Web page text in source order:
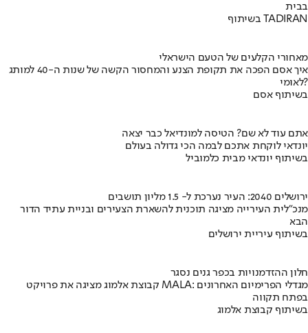
בבית
בשיתוף TADIRAN
מאחורי הקלעים של הטעם הישראלי
איך אסם הפכה את תקופת הצנע והמחסור הקשה של שנות ה-40 למותג
לאומי?
בשיתוף אסם
אתם עוד לא שם? הטיסה למונדיאל כבר יצאה
יונדאי לוקחת אתכם לבמה הכי גדולה בעולם
בשיתוף יונדאי מבית כלמוביל
ירושלים 2040: העיר נערכת ל- 1.5 מליון תושבים
מנכ"לית העירייה מציגה תוכנית להשארת הצעירים ובניית עתיד הדור
הבא
בשיתוף עיריית ירושלים
חלון ההזדמנויות בכפר גנים נסגר
קבוצת אלמוג מציגה את פרויקט MALA: מגדלי הפרימיום האחרונים
בפתח תקווה
בשיתוף קבוצת אלמוג